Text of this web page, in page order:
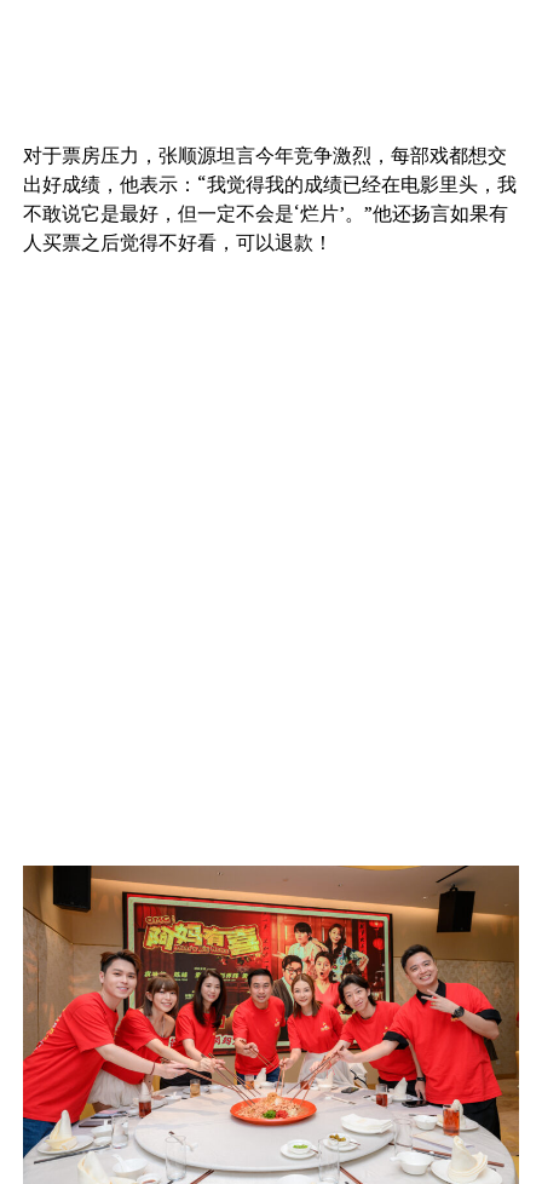
对于票房压力，张顺源坦言今年竞争激烈，每部戏都想交
出好成绩，他表示：“我觉得我的成绩已经在电影里头，我
不敢说它是最好，但一定不会是‘烂片’。”他还扬言如果有
人买票之后觉得不好看，可以退款！